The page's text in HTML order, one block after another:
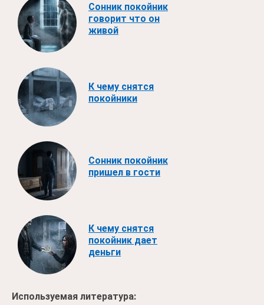
Сонник покойник
говорит что он
живой
К чему снятся
покойники
Сонник покойник
пришел в гости
К чему снятся
покойник дает
деньги
Используемая литература: